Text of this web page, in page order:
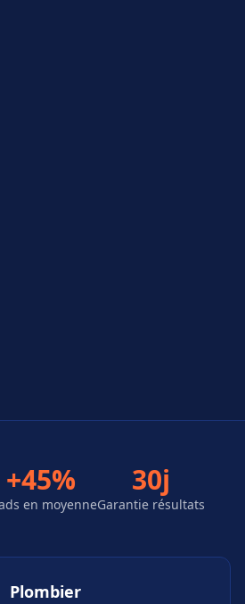
+45%
en moyenne
30j
Garantie résultats
Plombier